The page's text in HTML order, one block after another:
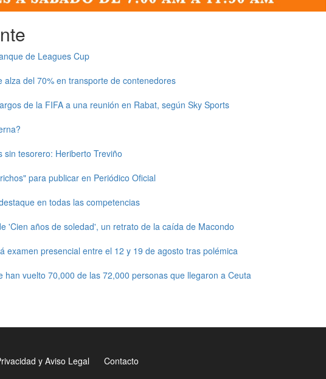
de Leagues Cup
alza del 70% en transporte de contenedores
de la FIFA a una reunión en Rabat, según Sky Sports
sin tesorero: Heriberto Treviño
para publicar en Periódico Oficial
en todas las competencias
'Cien años de soledad', un retrato de la caída de Macondo
examen presencial entre el 12 y 19 de agosto tras polémica
han vuelto 70,000 de las 72,000 personas que llegaron a Ceuta
y Aviso Legal Contacto